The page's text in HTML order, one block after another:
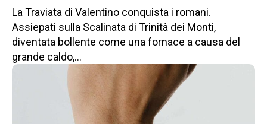
La Traviata di Valentino conquista i romani.
Assiepati sulla Scalinata di Trinità dei Monti,
diventata bollente come una fornace a causa del
grande caldo,...